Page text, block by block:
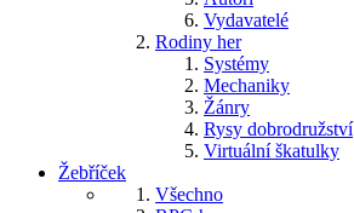
Vydavatelé
Rodiny her
Systémy
Mechaniky
Žánry
Rysy dobrodružství
Virtuální škatulky
Žebříček
Všechno